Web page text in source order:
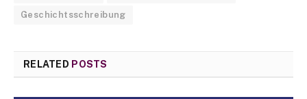
Geschichtsschreibung
RELATED POSTS